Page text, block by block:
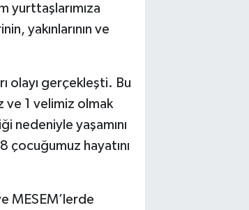
yurttaşlarımıza
yakınlarının ve
olayı gerçekleşti. Bu
ve 1 velimiz olmak
nedeniyle yaşamını
çocuğumuz hayatını
MESEM’lerde